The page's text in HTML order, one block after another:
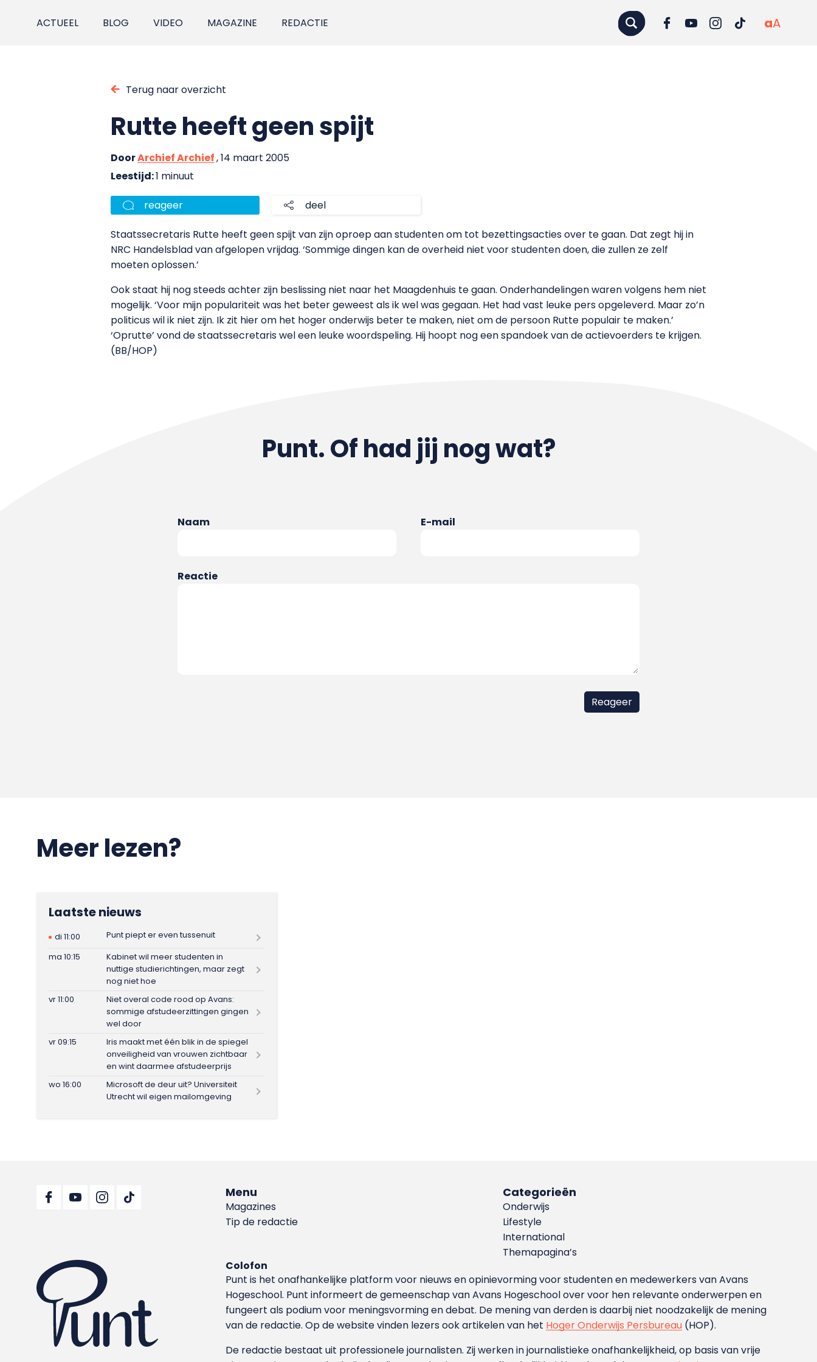
ACTUEEL BLOG VIDEO MAGAZINE REDACTIE aA
Terug naar overzicht
Rutte heeft geen spijt
DoorArchief Archief, 14 maart 2005
Leestijd:1 minuut
reageer deel
Staatssecretaris Rutte heeft geen spijt van zijn oproep aan studenten om tot bezettingsacties over te gaan. Dat zegt hij in
NRC Handelsblad van afgelopen vrijdag. ‘Sommige dingen kan de overheid niet voor studenten doen, die zullen ze zelf
moeten oplossen.’
Ook staat hij nog steeds achter zijn beslissing niet naar het Maagdenhuis te gaan. Onderhandelingen waren volgens hem niet
mogelijk. ‘Voor mijn populariteit was het beter geweest als ik wel was gegaan. Het had vast leuke pers opgeleverd. Maar zo’n
politicus wil ik niet zijn. Ik zit hier om het hoger onderwijs beter te maken, niet om de persoon Rutte populair te maken.’
‘Oprutte’ vond de staatssecretaris wel een leuke woordspeling. Hij hoopt nog een spandoek van de actievoerders te krijgen.
(BB/HOP)
Punt. Of had jij nog wat?
Naam E-mail
Reactie
Meer lezen?
Laatste nieuws
di 11:00
Punt piept er even tussenuit
ma 10:15
Kabinet wil meer studenten in
nuttige studierichtingen, maar zegt
nog niet hoe
vr 11:00
Niet overal code rood op Avans:
sommige afstudeerzittingen gingen
wel door
vr 09:15
Iris maakt met één blik in de spiegel
onveiligheid van vrouwen zichtbaar
en wint daarmee afstudeerprijs
wo 16:00
Microsoft de deur uit? Universiteit
Utrecht wil eigen mailomgeving
Menu
Magazines
Tip de redactie
Categorieën
Onderwijs
Lifestyle
International
Themapagina’s
Colofon
Punt is het onafhankelijke platform voor nieuws en opinievorming voor studenten en medewerkers van Avans
Hoge­school. Punt informeert de gemeenschap van Avans Hogeschool over voor hen relevante onderwerpen en
fungeert als podium voor meningsvorming en debat. De mening van derden is daarbij niet noodzakelijk de mening
van de redactie. Op de website vinden lezers ook artikelen van het Hoger Onderwijs Persbureau (HOP).
De redactie bestaat uit professionele journalisten. Zij werken in journalistieke onafhankelijkheid, op basis van vrije